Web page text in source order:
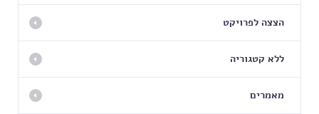
הצצה לפרויקט
ללא קטגוריה
מאמרים